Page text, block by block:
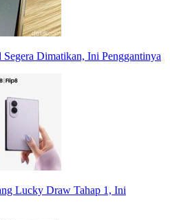
Dimatikan, Ini Penggantinya
Lucky Draw Tahap 1, Ini